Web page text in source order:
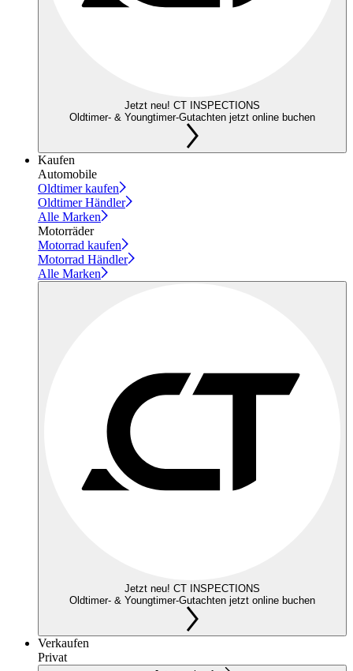
Jetzt neu! CT INSPECTIONS
Oldtimer- & Youngtimer-Gutachten jetzt online buchen
Kaufen
Automobile
Oldtimer kaufen
Oldtimer Händler
Alle Marken
Motorräder
Motorrad kaufen
Motorrad Händler
Alle Marken
Jetzt neu! CT INSPECTIONS
Oldtimer- & Youngtimer-Gutachten jetzt online buchen
Verkaufen
Privat